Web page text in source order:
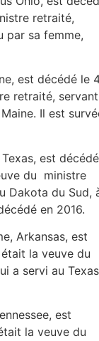
retraité,
par sa femme,
est décédé le
retraité, servant
Il est
est
du ministre
Dakota du Sud,
en 2016.
Arkansas, est
la veuve du
a servi au
est
la veuve du